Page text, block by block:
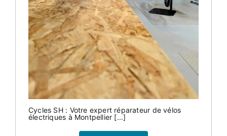
Cycles SH : Votre expert réparateur de vélos
électriques à Montpellier [...]